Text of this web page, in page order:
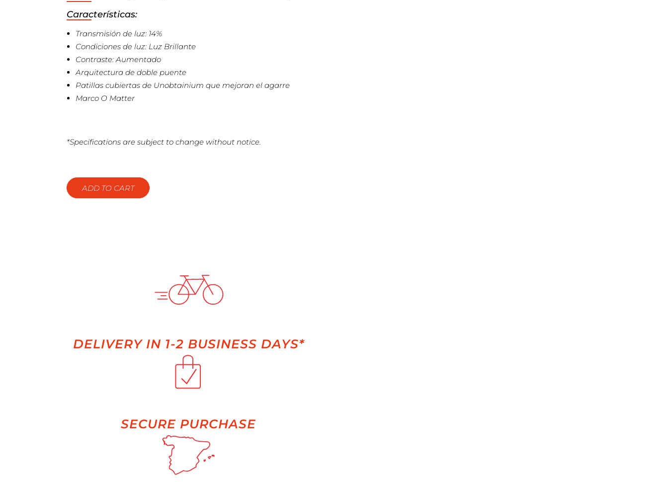
Características:
Transmisión de luz: 14%
Condiciones de luz: Luz Brillante
Contraste: Aumentado
Arquitectura de doble puente
Patillas cubiertas de Unobtainium que mejoran el agarre
Marco O Matter
*Specifications are subject to change without notice.
ADD TO CART
DELIVERY IN 1-2 BUSINESS DAYS*
SECURE PURCHASE